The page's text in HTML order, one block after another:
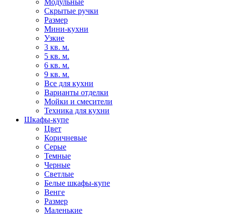
Модульные
Скрытые ручки
Размер
Мини-кухни
Узкие
3 кв. м.
5 кв. м.
6 кв. м.
9 кв. м.
Все для кухни
Варианты отделки
Мойки и смесители
Техника для кухни
Шкафы-купе
Цвет
Коричневые
Серые
Темные
Черные
Светлые
Белые шкафы-купе
Венге
Размер
Маленькие